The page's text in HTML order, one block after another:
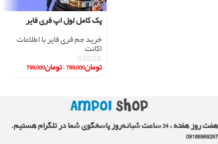
پک کامل لول اپ فری فایر
خرید جم فری فایر با اطلاعات
اکانت
تومان789,000
–تومان799,000
هفت روز هفته ، 24 ساعت شبانه‌روز پاسخگوی شما در تلگرام هستیم.
09186969267